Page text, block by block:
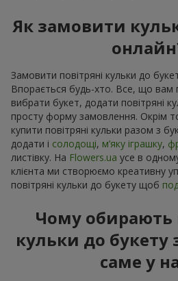
Як замовити
Замовити повітряні кульки до
Впорається будь-хто. Все, що
вибрати букет, додати повітряні
просту форму замовлення. Окрім
купити повітряні кульки разом з
додати і солодощі, м’яку іграшку,
листівку. На Flowers.ua усе в
клієнта ми створюємо креативну
повітряні кульки до букету щоб
Чому обирають
кульки до букету
саме у